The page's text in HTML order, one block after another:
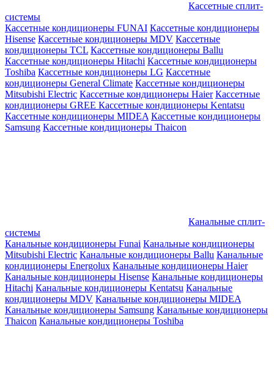
Кассетные сплит-
системы
Кассетные кондиционеры FUNAI Кассетные кондиционеры
Hisense Кассетные кондиционеры MDV Кассетные
кондиционеры TCL Кассетные кондиционеры Ballu
Кассетные кондиционеры Hitachi Кассетные кондиционеры
Toshiba Кассетные кондиционеры LG Кассетные
кондиционеры General Climate Кассетные кондиционеры
Mitsubishi Electric Кассетные кондиционеры Haier Кассетные
кондиционеры GREE Кассетные кондиционеры Kentatsu
Кассетные кондиционеры MIDEA Кассетные кондиционеры
Samsung Кассетные кондиционеры Thaicon
Канальные сплит-
системы
Канальные кондиционеры Funai Канальные кондиционеры
Mitsubishi Electric Канальные кондиционеры Ballu Канальные
кондиционеры Energolux Канальные кондиционеры Haier
Канальные кондиционеры Hisense Канальные кондиционеры
Hitachi Канальные кондиционеры Kentatsu Канальные
кондиционеры MDV Канальные кондиционеры MIDEA
Канальные кондиционеры Samsung Канальные кондиционеры
Thaicon Канальные кондиционеры Toshiba